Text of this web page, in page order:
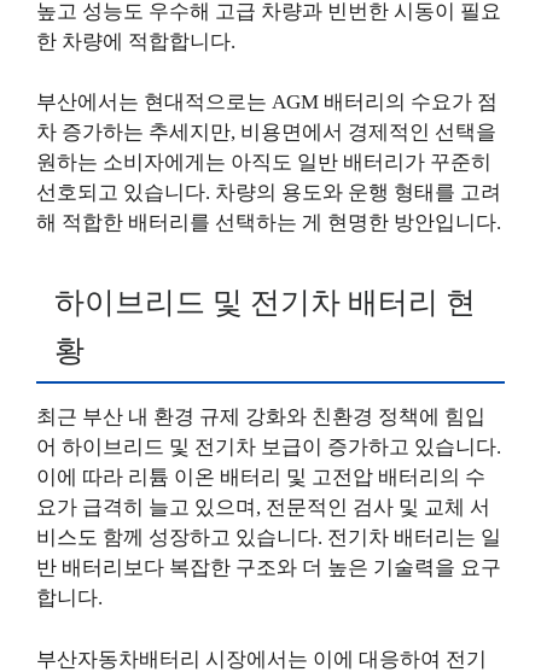
높고 성능도 우수해 고급 차량과 빈번한 시동이 필요
한 차량에 적합합니다.
부산에서는 현대적으로는 AGM 배터리의 수요가 점
차 증가하는 추세지만, 비용면에서 경제적인 선택을
원하는 소비자에게는 아직도 일반 배터리가 꾸준히
선호되고 있습니다. 차량의 용도와 운행 형태를 고려
해 적합한 배터리를 선택하는 게 현명한 방안입니다.
하이브리드 및 전기차 배터리 현
황
최근 부산 내 환경 규제 강화와 친환경 정책에 힘입
어 하이브리드 및 전기차 보급이 증가하고 있습니다.
이에 따라 리튬 이온 배터리 및 고전압 배터리의 수
요가 급격히 늘고 있으며, 전문적인 검사 및 교체 서
비스도 함께 성장하고 있습니다. 전기차 배터리는 일
반 배터리보다 복잡한 구조와 더 높은 기술력을 요구
합니다.
부산자동차배터리 시장에서는 이에 대응하여 전기